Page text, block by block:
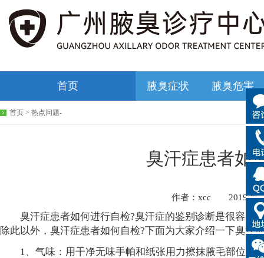
首页 腋臭症状 腋臭危害
首页 > 热点问题-
臭汗症患者如
作者：xcc 2019-05-
臭汗症患者如何进行自检?臭汗症的鉴别诊断是很容易
除此以外，臭汗症患者如何自检?下面为大家介绍一下臭汗
1、气味：用干净无味手帕和纸张用力擦抹腋毛部位，